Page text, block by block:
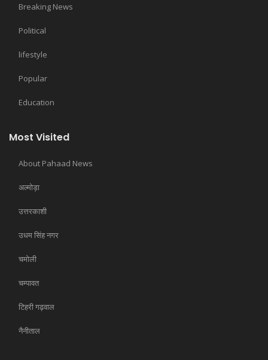
Breaking News
Political
lifestyle
Popular
Education
Most Visited
About Pahaad News
अल्मोड़ा
उत्तरकाशी
उधम सिंह नगर
चमोली
चम्पावत
टिहरी गढ़वाल
नैनीताल